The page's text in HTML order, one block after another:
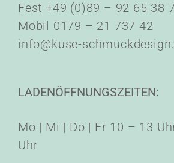
Fest +49 (0)89 – 92 65 38
Mobil 0179 – 21 737 42
info@kuse-
LADENÖFFNUNGSZEITEN:
Mo | Mi | Do | Fr 10 – 13
Uhr